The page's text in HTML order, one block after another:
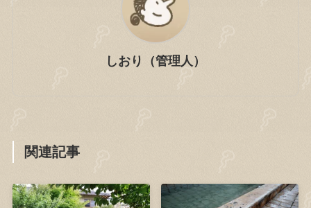
しおり（管理人）
関連記事